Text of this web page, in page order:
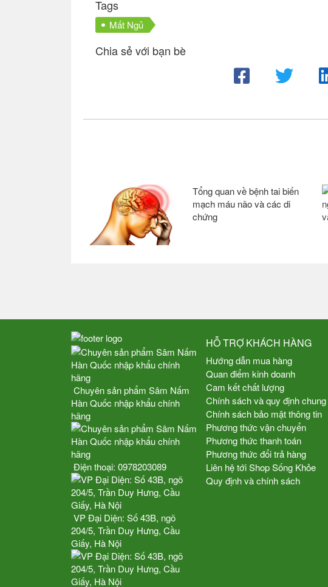
Tags
Mất Ngủ
Chia sẻ với bạn bè
Tổng quan về bệnh tai biến
mạch máu não và các di
chứng
Chuyên sản phẩm Sâm Nấm
Hàn Quốc nhập khẩu chính
hãng
Điện thoại: 0978203089
VP Đại Diện: Số 43B, ngõ
204/5, Trần Duy Hưng, Cầu
Giấy, Hà Nội
HỖ TRỢ KHÁCH HÀNG
Hướng dẫn mua hàng
Quan điểm kinh doanh
Cam kết chất lượng
Chính sách và quy định chung
Chính sách bảo mật thông tin
Phương thức vận chuyển
Phương thức thanh toán
Phương thức đổi trả hàng
Liên hệ tới Shop Sống Khỏe
Quy định và chính sách